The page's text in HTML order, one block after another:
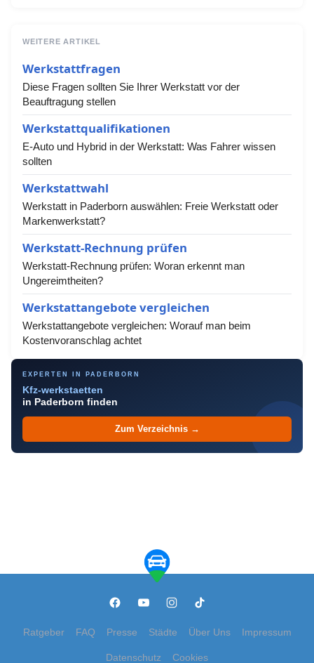
WEITERE ARTIKEL
Werkstattfragen
Diese Fragen sollten Sie Ihrer Werkstatt vor der
Beauftragung stellen
Werkstattqualifikationen
E-Auto und Hybrid in der Werkstatt: Was Fahrer wissen
sollten
Werkstattwahl
Werkstatt in Paderborn auswählen: Freie Werkstatt oder
Markenwerkstatt?
Werkstatt-Rechnung prüfen
Werkstatt-Rechnung prüfen: Woran erkennt man
Ungereimtheiten?
Werkstattangebote vergleichen
Werkstattangebote vergleichen: Worauf man beim
Kostenvoranschlag achtet
EXPERTEN IN PADERBORN
Kfz-werkstaetten
in Paderborn finden
Zum Verzeichnis →
Ratgeber FAQ Presse Städte Über Uns Impressum
Datenschutz Cookies